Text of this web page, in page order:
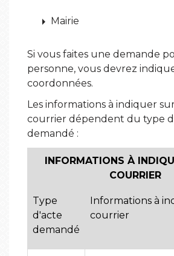
arrow_right Mairie
Si vous faites une demande
personne, vous devrez
coordonnées.
Les informations à indiquer
courrier dépendent du type
demandé :
INFORMATIONS À
COURRIER
Type
d'acte
demandé
Informations à
courrier